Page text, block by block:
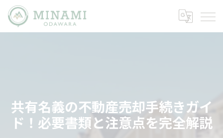
共有名義の不動産売却手続きガイ
ド！必要書類と注意点を完全解説